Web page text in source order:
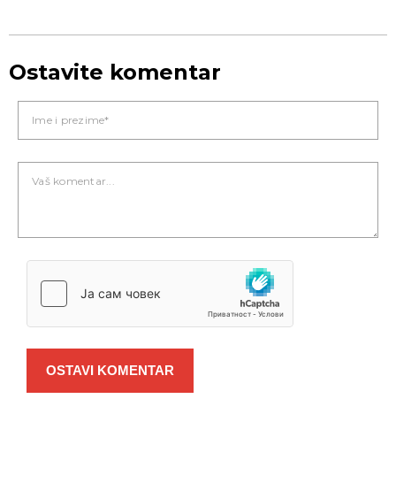
Ostavite komentar
OSTAVI KOMENTAR